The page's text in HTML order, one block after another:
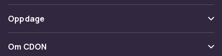
Spor pakke
Angre & returner her
Kontakt oss
Betaling
Levering
Oppdage
Kategorier
Om CDON